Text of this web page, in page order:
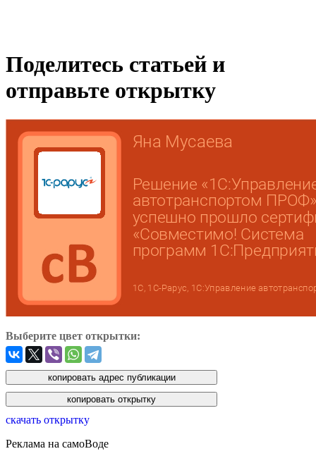
Поделитесь статьей и
отправьте открытку
Выберите цвет открытки:
скачать открытку
Реклама на самоВоде